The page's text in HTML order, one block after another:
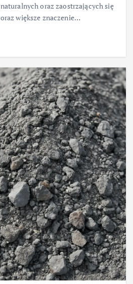
oraz zaostrzających się
większe znaczenie…